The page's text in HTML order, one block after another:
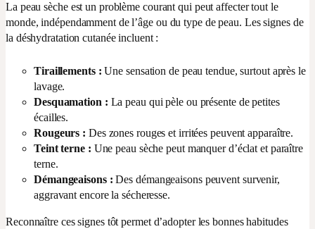
La peau sèche est un problème courant qui peut affecter tout le
monde, indépendamment de l’âge ou du type de peau. Les signes de
la déshydratation cutanée incluent :
Tiraillements : Une sensation de peau tendue, surtout après le
lavage.
Desquamation : La peau qui pèle ou présente de petites
écailles.
Rougeurs : Des zones rouges et irritées peuvent apparaître.
Teint terne : Une peau sèche peut manquer d’éclat et paraître
terne.
Démangeaisons : Des démangeaisons peuvent survenir,
aggravant encore la sécheresse.
Reconnaître ces signes tôt permet d’adopter les bonnes habitudes